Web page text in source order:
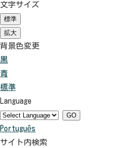
文字サイズ
標準
期
状
態）
拡大
期
状
背景色変更
黒
色
を
黒
色
に
青
景
色
を
青
色
標準
景
色
を
元
Language
GO
Português
サイト内検索